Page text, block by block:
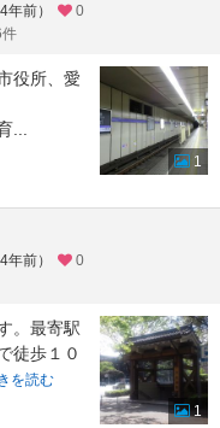
前）
0
役所、愛
1
前）
0
。最寄駅
徒歩１０
を読む
1